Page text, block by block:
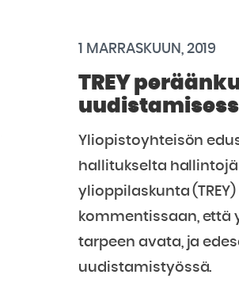
1 MARRASKUUN, 2019
TREY
Yliopistoyhteisön
hallitukselta
ylioppilaskunta
kommentissaan,
tarpeen avata, ja
uudistamistyössä.